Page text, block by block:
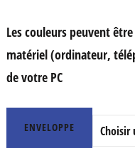
Les couleurs peuvent
matériel (ordinateur,
de votre PC
ENVELOPPE